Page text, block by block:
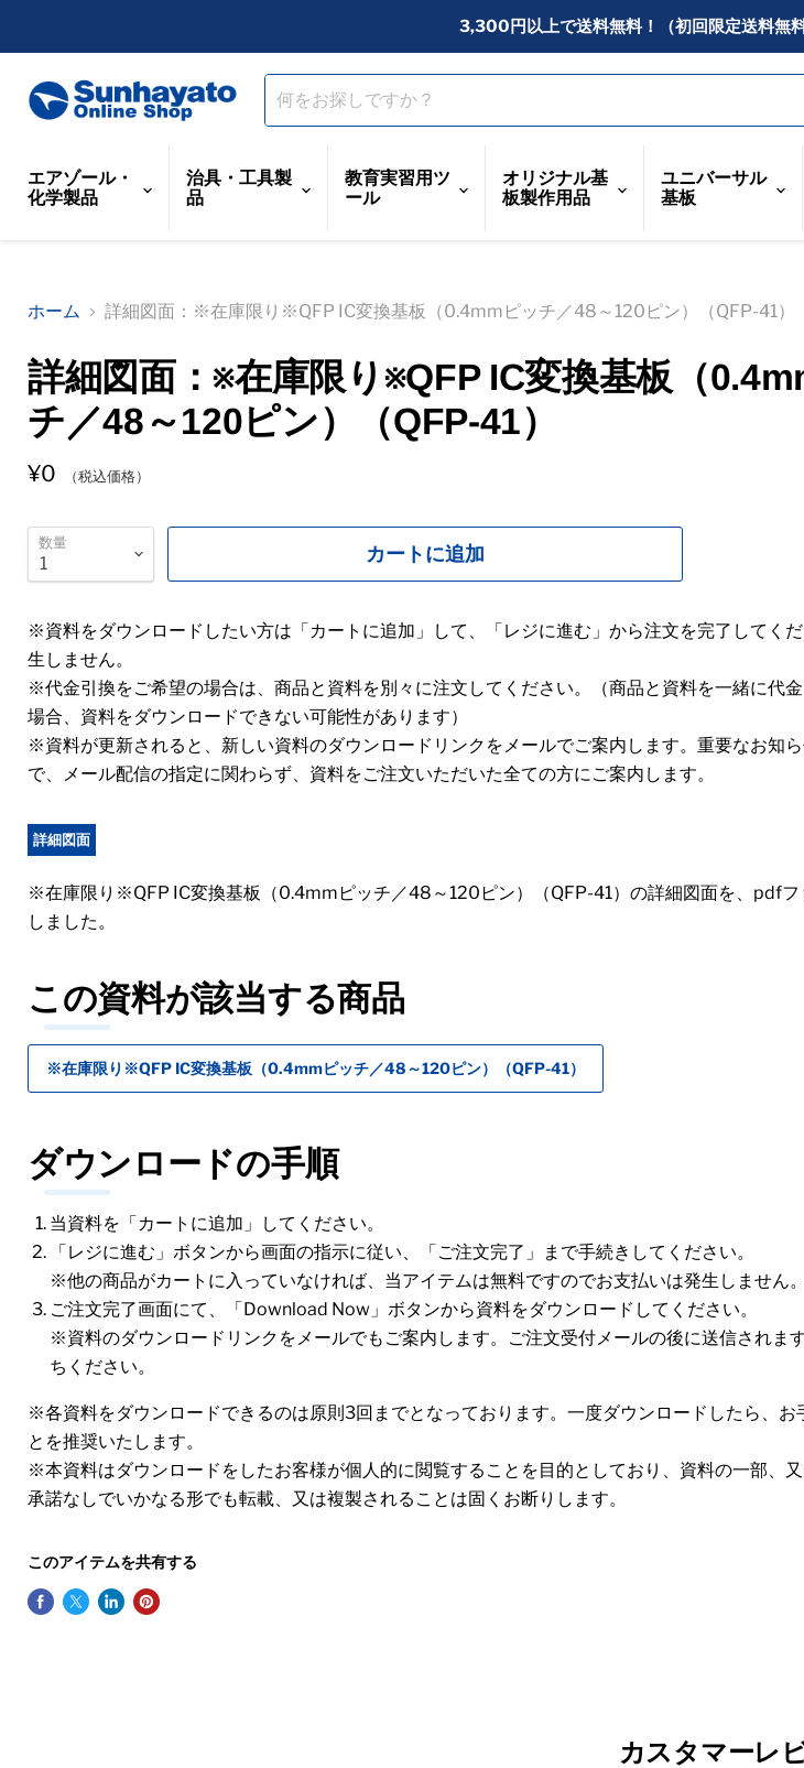
3,300円以上で送料無料！（初回限定送料無
エアゾール・
化学製品
治具・工具製
品
教育実習用ツ
ール
オリジナル基
板製作用品
ユニバーサル
基板
ホーム 詳細図面：※在庫限り※QFP IC変換基板（0.4mmピッチ／48～120ピン）（QFP-41）
詳細図面：※在庫限り※QFP IC変換基板（
チ／48～120ピン）（QFP-41）
¥0 （税込価格）
数量 カートに追加
※資料をダウンロードしたい方は「カートに追加」して、「レジに進む」から注文を完了してく
生しません。
※代金引換をご希望の場合は、商品と資料を別々に注文してください。（商品と資料を一緒に代
場合、資料をダウンロードできない可能性があります）
※資料が更新されると、新しい資料のダウンロードリンクをメールでご案内します。重要なお知
で、メール配信の指定に関わらず、資料をご注文いただいた全ての方にご案内します。
詳細図面
※在庫限り※QFP IC変換基板（0.4mmピッチ／48～120ピン）（QFP-41）の詳細図面を、pdfフ
しました。
この資料が該当する商品
※在庫限り※QFP IC変換基板（0.4mmピッチ／48～120ピン）（QFP-41）
ダウンロードの手順
当資料を「カートに追加」してください。
「レジに進む」ボタンから画面の指示に従い、「ご注文完了」まで手続きしてください。
※他の商品がカートに入っていなければ、当アイテムは無料ですのでお支払いは発生しません。
ご注文完了画面にて、「Download Now」ボタンから資料をダウンロードしてください。
※資料のダウンロードリンクをメールでもご案内します。ご注文受付メールの後に送信されま
ちください。
※各資料をダウンロードできるのは原則3回までとなっております。一度ダウンロードしたら、お
とを推奨いたします。
※本資料はダウンロードをしたお客様が個人的に閲覧することを目的としており、資料の一部、
承諾なしでいかなる形でも転載、又は複製されることは固くお断りします。
このアイテムを共有する
カスタマーレ